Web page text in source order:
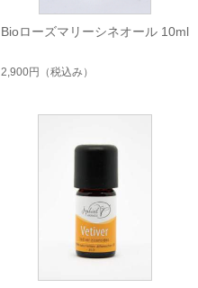
Bioローズマリーシネオール 10ml
2,900円 （税込み）